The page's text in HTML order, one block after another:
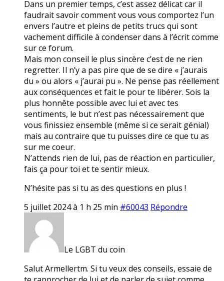
Dans un premier temps, c’est assez délicat car il
faudrait savoir comment vous vous comportez l’un
envers l’autre et pleins de petits trucs qui sont
vachement difficile à condenser dans à l’écrit comme
sur ce forum.
Mais mon conseil le plus sincère c’est de ne rien
regretter. Il n’y a pas pire que de se dire « j’aurais
du » ou alors « j’aurai pu ». Ne pense pas réellement
aux conséquences et fait le pour te libérer. Sois la
plus honnête possible avec lui et avec tes
sentiments, le but n’est pas nécessairement que
vous finissiez ensemble (même si ce serait génial)
mais au contraire que tu puisses dire ce que tu as
sur me coeur.
N’attends rien de lui, pas de réaction en particulier,
fais ça pour toi et te sentir mieux.
N’hésite pas si tu as des questions en plus !
5 juillet 2024 à 1 h 25 min #60043 Répondre
Le LGBT du coin
Salut Armellertm. Si tu veux des conseils, essaie de